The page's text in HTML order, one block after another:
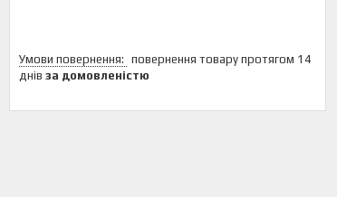
повернення товару протягом 14
днів за домовленістю